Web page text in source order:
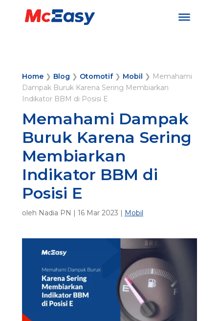
Home❯ Blog ❯ Otomotif❯ Mobil ❯ Memahami
Dampak Buruk Karena Sering Membiarkan
Indikator BBM di Posisi E
Memahami Dampak
Buruk Karena Sering
Membiarkan
Indikator BBM di
Posisi E
oleh Nadia PN | 16 Mar 2023 | Mobil